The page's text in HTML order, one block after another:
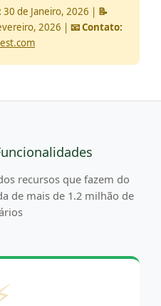
30 de Janeiro, 2026 | 📝
2026 | 📧 Contato:
recursos que fazem do
de mais de 1.2 milhão de